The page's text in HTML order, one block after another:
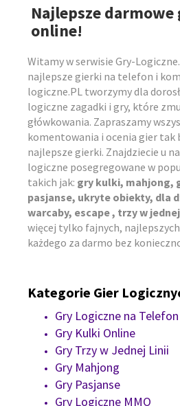
Najlepsze
online!
Witamy w serwisie Gry-
najlepsze gierki na telefon i
logiczne.PL tworzymy dla
logiczne zagadki i gry, które
główkowania. Zapraszamy
komentowania i ocenia gier tak
najlepsze gierki. Znajdziecie u
logiczne posegregowane w
takich jak: gry kulki, mahjong,
pasjanse, ukryte obiekty, dla
warcaby, escape , trzy w
więcej tylko fajnych,
każdego za darmo bez
Kategorie Gier
Gry Logiczne na
Gry Kulki Online
Gry Trzy w Jednej Linii
Gry Mahjong
Gry Pasjanse
Gry Logiczne MMO